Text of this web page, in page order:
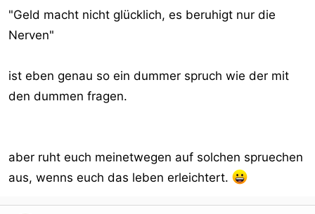
"Geld macht nicht glücklich, es beruhigt nur die
Nerven"
ist eben genau so ein dummer spruch wie der mit
den dummen fragen.
aber ruht euch meinetwegen auf solchen spruechen
aus, wenns euch das leben erleichtert.